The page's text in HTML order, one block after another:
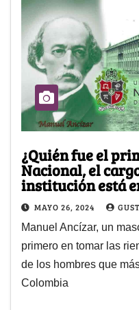
¿Quién fue el
Nacional, el
institución está
MAYO 26, 2024
Manuel Ancízar, un
primero en tomar las
de los hombres que
Colombia